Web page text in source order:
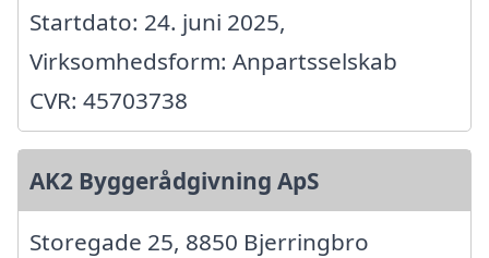
Startdato: 24. juni 2025,
Virksomhedsform: Anpartsselskab
CVR: 45703738
AK2 Byggerådgivning ApS
Storegade 25, 8850 Bjerringbro